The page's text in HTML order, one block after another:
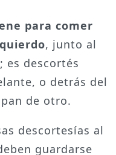
para comer
, junto al
es descortés
o detrás del
de otro.
descortesías al
guardarse